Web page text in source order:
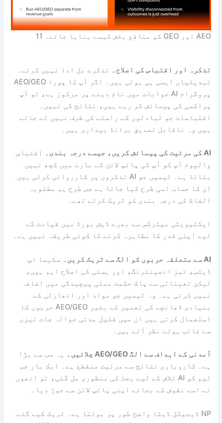
AEO اور GEO کو منافع بخش کیسے بنایا جائے۔ 11
تذکرہ اور اقتباس کی اصلاح۔ تذکرے بل ادا نہیں کرتے۔
تبدیلیاں ایسی ہی ہوتی ہیں۔ اگر آپ کا پورا AEO/GEO
پروگرام AI جوابات میں نام دینے پر مرکوز ہے، تو آپ
پراکسی کی پیمائش کر رہے ہیں، نتائج کی نہیں۔
اقتباسات جو تبادلوں کے راستے کی طرف نہیں لے جاتے
ہیں وہ ناقابل تصدیق برانڈ بیداری ہیں۔
AI کی مرئیت کی پیمائش کریں، جیسے درجہ بندی۔
اقتباس
والیوم آپ کو آپ کی پائپ لائن کے بارے میں کچھ نہیں
بتاتا ہے۔ ٹیمیں جو AI تذکروں پر کارروائی کرتی ہیں
ان کا حساب اسی طرح کیا جاتا ہے جس طرح ہم مطلوبہ
الفاظ کی درجہ بندی کو ٹریک کرتے تھے۔
ایکٹیویٹی میٹرکس سے بھرے ڈیش بورڈ میں قیادت کے
لیے اپنی قدر کا مظاہرہ کرنے کا کوئی طریقہ نہیں ہے۔
AI سے متعلقہ حربوں کو الگ سے ٹریک کریں۔
سکیما اپ
ڈیٹس، تیز انجینئرنگ، اور ہستی کی اصلاح اہم ہیں،
لیکن تعیناتی سے پاک حکمت عملی پیچیدگی میں اضافہ
نہیں کرتی ہے۔ وہ ٹیمیں جو مواد اور اتھارٹی کے
بنیادی ڈھانچے کی تعمیر کے بغیر AEO/GEO حربوں کا
استعمال کرتی ہیں ان میں قلیل مدتی حوالہ جات تیزی
سے غائب ہوتے نظر آتے ہیں۔
آمدنی کے اہداف سے الگ AEO/GEO چلائیں۔
یہ سب سے بڑا
ہے۔ کاروباری نتائج سے مرئیت منقطع ہے۔ ایک بار جب
ٹیم کو AI تلاش کے لیے بجٹ کی منظوری مل گئی، تو انھوں
نے اسے نقوش کے بجائے اپنی پائپ لائن سے جوڑ دیا۔
NP ڈیجیٹل ڈیٹا واضح طور پر بولتا ہے۔ ٹریک کیے گئے